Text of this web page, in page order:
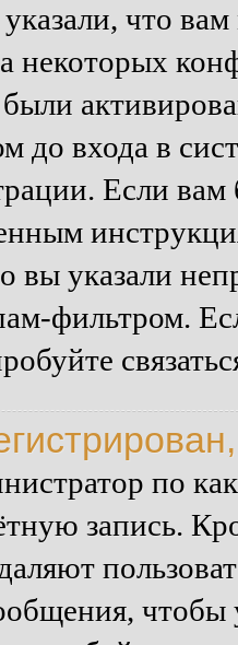
что
некоторых
до входа в
Если
вы указали
фильтром.
по
запись.
чтобы